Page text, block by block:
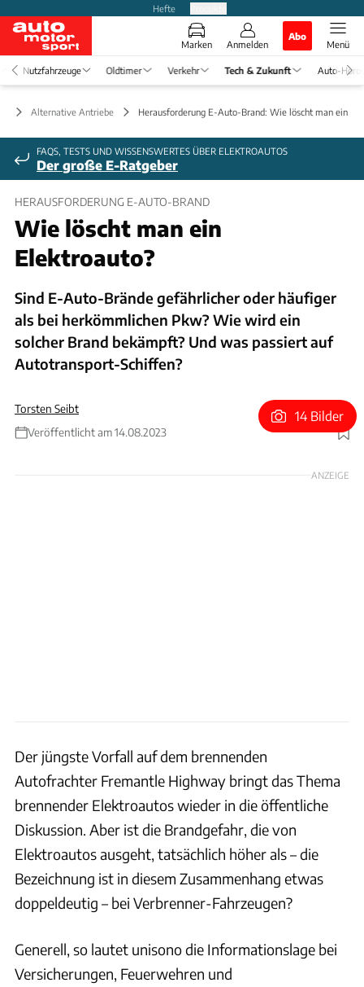
Hefte
Marken Anmelden
Abo
Menü
Nutzfahrzeuge Oldtimer Verkehr Tech & Zukunft Auto-
Alternative Antriebe Herausforderung E-Auto-Brand: Wie löscht man ein
FAQS, TESTS UND WISSENSWERTES ÜBER ELEKTROAUTOS
Der große E-Ratgeber
HERAUSFORDERUNG E-AUTO-BRAND
Wie löscht man ein
Elektroauto?
Sind E-Auto-Brände gefährlicher oder häufiger
als bei herkömmlichen Pkw? Wie wird ein
solcher Brand bekämpft? Und was passiert auf
Autotransport-Schiffen?
Torsten Seibt
Veröffentlicht am 14.08.2023
Foto: tangtechphotocom via Getty Images
14 Bilder
ANZEIGE
Der jüngste Vorfall auf dem brennenden
Autofrachter Fremantle Highway bringt das Thema
brennender Elektroautos wieder in die öffentliche
Diskussion. Aber ist die Brandgefahr, die von
Elektroautos ausgeht, tatsächlich höher als – die
Bezeichnung ist in diesem Zusammenhang etwas
doppeldeutig – bei Verbrenner-Fahrzeugen?
Generell, so lautet unisono die Informationslage bei
Versicherungen, Feuerwehren und